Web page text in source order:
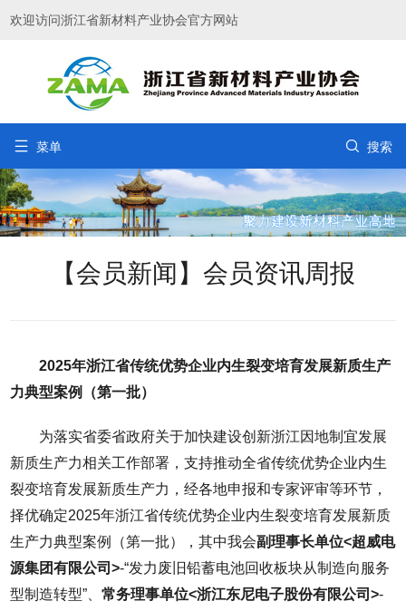
欢迎访问浙江省新材料产业协会官方网站
 菜单  搜索
【会员新闻】会员资讯周报
2025年浙江省传统优势企业内生裂变培育发展新质生产
力典型案例（第一批）
为落实省委省政府关于加快建设创新浙江因地制宜发展
新质生产力相关工作部署，支持推动全省传统优势企业内生
裂变培育发展新质生产力，经各地申报和专家评审等环节，
择优确定2025年浙江省传统优势企业内生裂变培育发展新质
生产力典型案例（第一批），其中我会副理事长单位<超威电
源集团有限公司>-“发力废旧铅蓄电池回收板块从制造向服务
型制造转型”、常务理事单位<浙江东尼电子股份有限公司>-